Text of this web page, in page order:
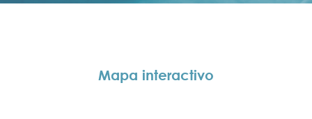
Mapa interactivo